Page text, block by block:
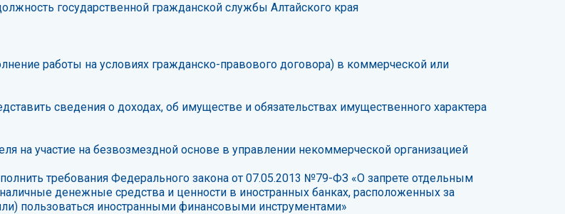
государственной гражданской службы Алтайского края
работы на условиях гражданско-правового договора) в коммерческой или
сведения о доходах, об имуществе и обязательствах имущественного характера
на участие на безвозмездной основе в управлении некоммерческой организацией
требования Федерального закона от 07.05.2013 №79-ФЗ «О запрете отдельным
денежные средства и ценности в иностранных банках, расположенных за
пользоваться иностранными финансовыми инструментами»